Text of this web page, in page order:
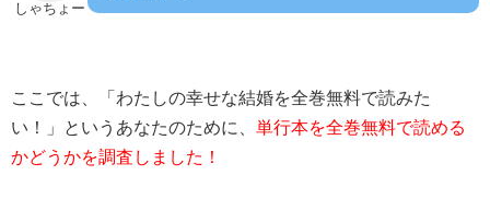
しゃちょー
ここでは、「わたしの幸せな結婚を全巻無料で読みた
い！」というあなたのために、 単行本を全巻無料で読める
かどうかを調査しました！